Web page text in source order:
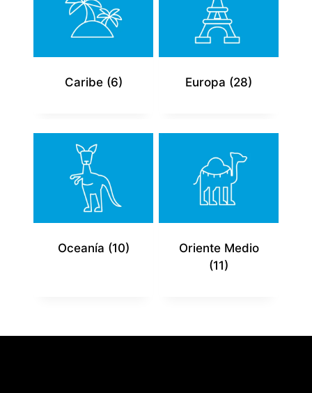
Caribe (6) Europa (28)
Oceanía (10)
Oriente Medio
(11)